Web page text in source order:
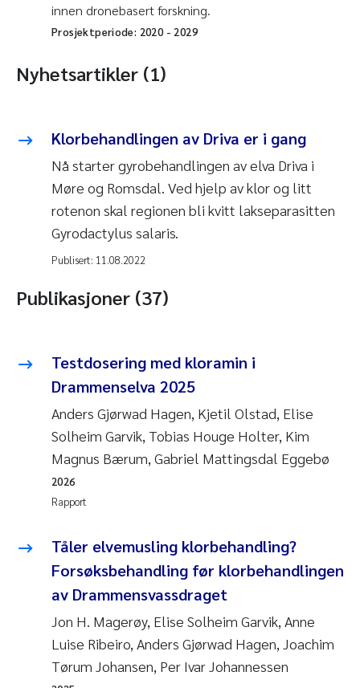
innen dronebasert forskning.
Prosjektperiode: 2020- 2029
Nyhetsartikler (1)
Klorbehandlingen av Driva er i gang
Nå starter gyrobehandlingen av elva Driva i
Møre og Romsdal. Ved hjelp av klor og litt
rotenon skal regionen bli kvitt lakseparasitten
Gyrodactylus salaris.
Publisert: 11.08.2022
Publikasjoner (37)
Testdosering med kloramin i
Drammenselva 2025
Anders Gjørwad Hagen, Kjetil Olstad, Elise
Solheim Garvik, Tobias Houge Holter, Kim
Magnus Bærum, Gabriel Mattingsdal Eggebø
Rapport
2026
Tåler elvemusling klorbehandling?
Forsøksbehandling før klorbehandlingen
av Drammensvassdraget
Jon H. Magerøy, Elise Solheim Garvik, Anne
Luise Ribeiro, Anders Gjørwad Hagen, Joachim
Tørum Johansen, Per Ivar Johannessen